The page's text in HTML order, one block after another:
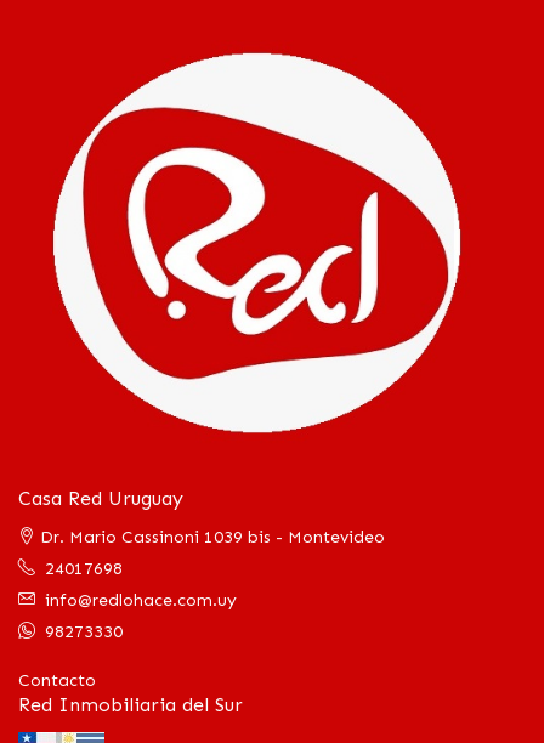
Casa Red Uruguay
Dr. Mario Cassinoni 1039 bis - Montevideo
24017698
info@redlohace.com.uy
98273330
Contacto
Red Inmobiliaria del Sur